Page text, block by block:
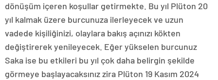
dönüşüm içeren koşullar getirmekte. Bu yıl Plüton 20
yıl kalmak üzere burcunuza ilerleyecek ve uzun
vadede kişiliğinizi, olaylara bakış açınızı kökten
değiştirerek yenileyecek. Eğer yükselen burcunuz
Saka ise bu etkileri bu yıl çok daha belirgin şekilde
görmeye başlayacaksınız zira Plüton 19 Kasım 2024